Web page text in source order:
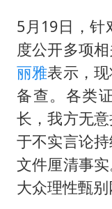
5月19日，针
度公开多项
丽雅表示，
备查。各类
长，我方无
于不实言论
文件厘清事
大众理性甄别